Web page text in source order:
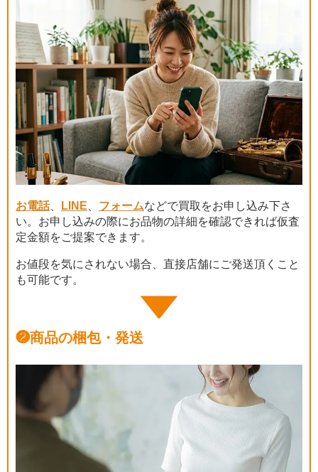
お電話、 LINE、 フォームなどで買取をお申し込み下さ
い。お申し込みの際にお品物の詳細を確認できれば仮査
定金額をご提案できます。
お値段を気にされない場合、直接店舗にご発送頂くこと
も可能です。
❷商品の梱包・発送